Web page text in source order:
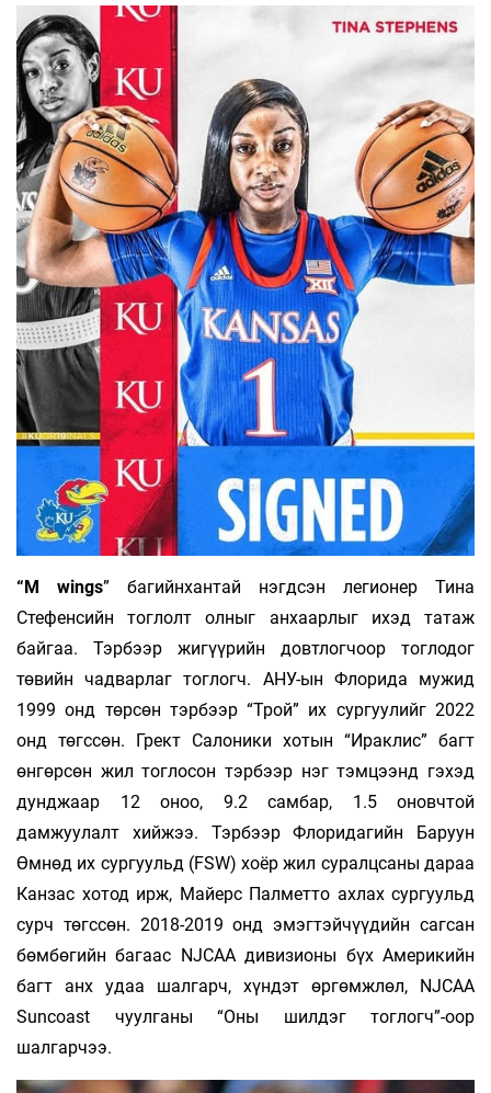
“M wings” багийнхантай нэгдсэн легионер Тина
Стефенсийн тоглолт олныг анхаарлыг ихэд татаж
байгаа. Тэрбээр жигүүрийн довтлогчоор тоглодог
төвийн чадварлаг тоглогч. АНУ-ын Флорида мужид
1999 онд төрсөн тэрбээр “Трой” их сургуулийг 2022
онд төгссөн. Грект Салоники хотын “Ираклис” багт
өнгөрсөн жил тоглосон тэрбээр нэг тэмцээнд гэхэд
дунджаар 12 оноо, 9.2 самбар, 1.5 оновчтой
дамжуулалт хийжээ. Тэрбээр Флоридагийн Баруун
Өмнөд их сургуульд (FSW) хоёр жил суралцсаны дараа
Канзас хотод ирж, Майерс Палметто ахлах сургуульд
сурч төгссөн. 2018-2019 онд эмэгтэйчүүдийн сагсан
бөмбөгийн багаас NJCAA дивизионы бүх Америкийн
багт анх удаа шалгарч, хүндэт өргөмжлөл, NJCAA
Suncoast чуулганы “Оны шилдэг тоглогч”-оор
шалгарчээ.